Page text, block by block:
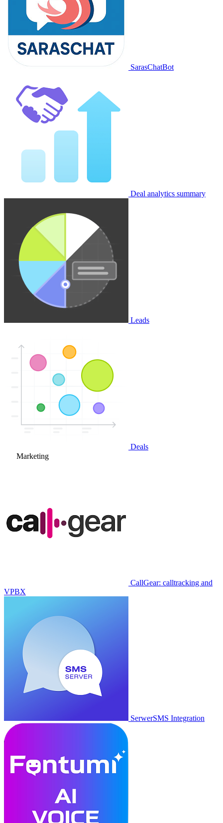
SarasChatBot
Deal analytics summary
Leads
Deals
Marketing
CallGear: calltracking and
VPBX
SerwerSMS Integration